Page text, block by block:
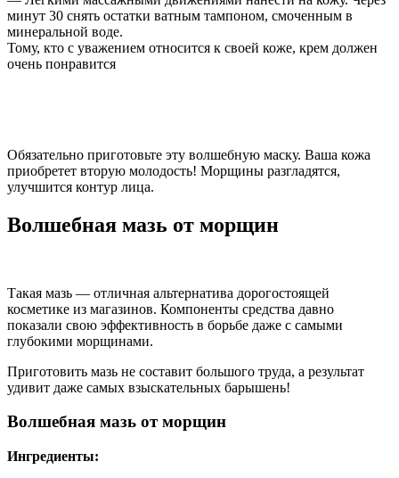
минут 30 снять остатки ватным тампоном, смоченным в
минеральной воде.
Тому, кто с уважением относится к своей коже, крем должен
очень понравится
Обязательно приготовьте эту волшебную маску. Ваша кожа
приобретет вторую молодость! Морщины разгладятся,
улучшится контур лица.
Волшебная мазь от морщин
Такая мазь — отличная альтернатива дорогостоящей
косметике из магазинов. Компоненты средства давно
показали свою эффективность в борьбе даже с самыми
глубокими морщинами.
Приготовить мазь не составит большого труда, а результат
удивит даже самых взыскательных барышень!
Волшебная мазь от морщин
Ингредиенты: